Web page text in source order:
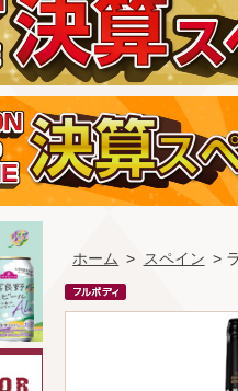
ホーム > スペイン >